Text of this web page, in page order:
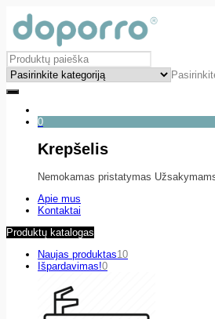
0
Krepšelis
Nemokamas pristatymas
Apie mus
Kontaktai
Produktų katalogas
Naujas produktas10
Išpardavimas!0